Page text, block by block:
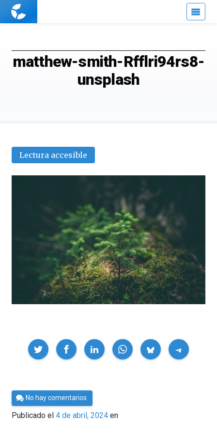
Cuaderno
matthew-smith-Rfflri94rs8-
unsplash
Lectura accesible
Compartir
Por
César
Tomé
No hay comentarios
Publicado el 4 de abril, 2024 en